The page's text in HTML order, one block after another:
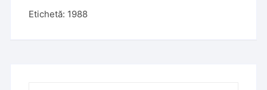
n
Etichetă: 1988